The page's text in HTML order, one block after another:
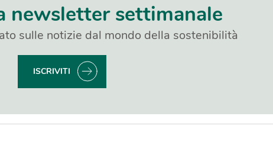
newsletter settimanale
sulle notizie dal mondo della sostenibilità
ISCRIVITI